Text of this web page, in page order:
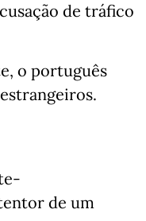
de tráfico
o português
de um